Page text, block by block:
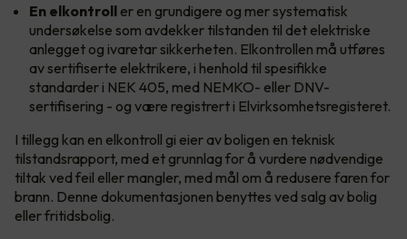
En elkontroll er en grundigere og mer systematisk
undersøkelse som avdekker tilstanden til det elektriske
anlegget og ivaretar sikkerheten. Elkontrollen må utføres
av sertifiserte elektrikere, i henhold til spesifikke
standarder i NEK 405, med NEMKO- eller DNV-
sertifisering - og være registrert i Elvirksomhetsregisteret.
I tillegg kan en elkontroll gi eier av boligen en teknisk
tilstandsrapport, med et grunnlag for å vurdere nødvendige
tiltak ved feil eller mangler, med mål om å redusere faren for
brann. Denne dokumentasjonen benyttes ved salg av bolig
eller fritidsbolig.